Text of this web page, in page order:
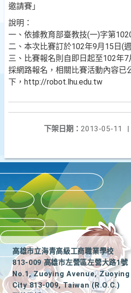
邀請賽」
說明：
一、依據教育部臺教技(一)字第
二、本次比賽訂於102年9月15日(
三、比賽報名則自即日起至102年7
採網路報名，相關比賽活動內容已
下， http://robot.lhu.edu.tw
下架日期： 2013-05-11
|
高雄市立海青高級工商職業學校
813-009 高雄市左營區左營大路1號
No.1, Zuoying Avenue,
City 813-009, Taiwan (R.O.C.)